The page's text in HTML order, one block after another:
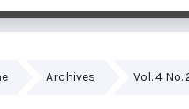
Archives Vol. 4